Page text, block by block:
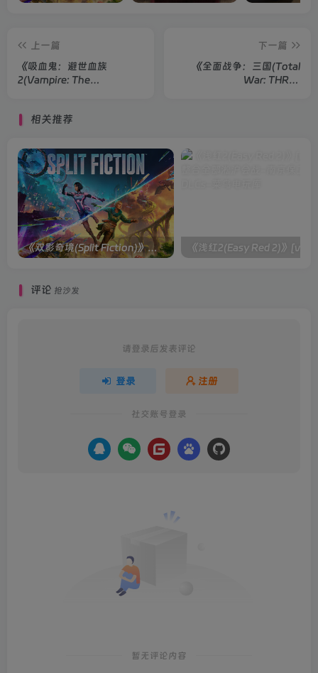
上一篇
《吸血鬼：避世血族
2(Vampire: The
下一篇
《全面战争：三国(Total
War: THREE
相关推荐
《双影奇境(Split Fiction)》单机版/联机版[v1.0 单机版/联机版]
评论 抢沙发
请登录后发表评论
登录 注册
社交账号登录
暂无评论内容